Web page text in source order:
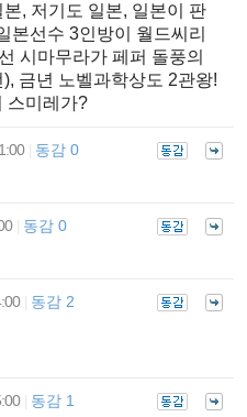
, 저기도 일본, 일본이 판
본선수 3인방이 월드씨리
시마무라가 페퍼 돌풍의
금년 노벨과학상도 2관왕!
스미레가?
동감 0
동감 0
동감 2
동감 1